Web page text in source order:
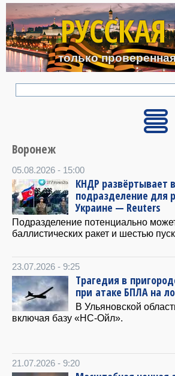
только
Воронеж
05.08.2026 - 15:00
КНДР развёртывает
подразделение для
Украине — Reuters
Подразделение потенциально
баллистических ракет и шестью
23.07.2026 - 9:25
Трагедия в
при атаке БПЛА на
В Ульяновской
включая базу «НС-Ойл».
21.07.2026 - 9:20